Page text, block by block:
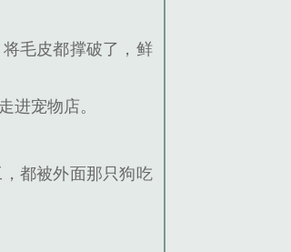
毛皮都撑破了，鲜
进宠物店。
都被外面那只狗吃